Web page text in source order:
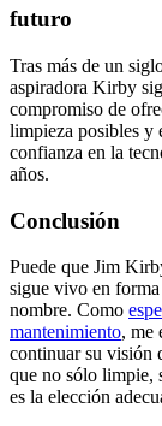
futuro
Tras más de un
aspiradora Kirby
compromiso de
limpieza posibles y
confianza en la
años.
Conclusión
Puede que Jim
sigue vivo en
nombre. Como
mantenimiento, me
continuar su visión
que no sólo limpie,
es la elección